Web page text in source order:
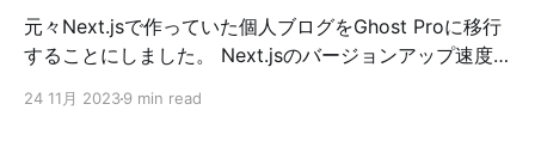
元々Next.jsで作っていた個人ブログをGhost Proに移行
することにしました。 Next.jsのバージョンアップ速度
ところに、久々に記事を書いたらビルド出来なくなって
24 11月 20239 min read